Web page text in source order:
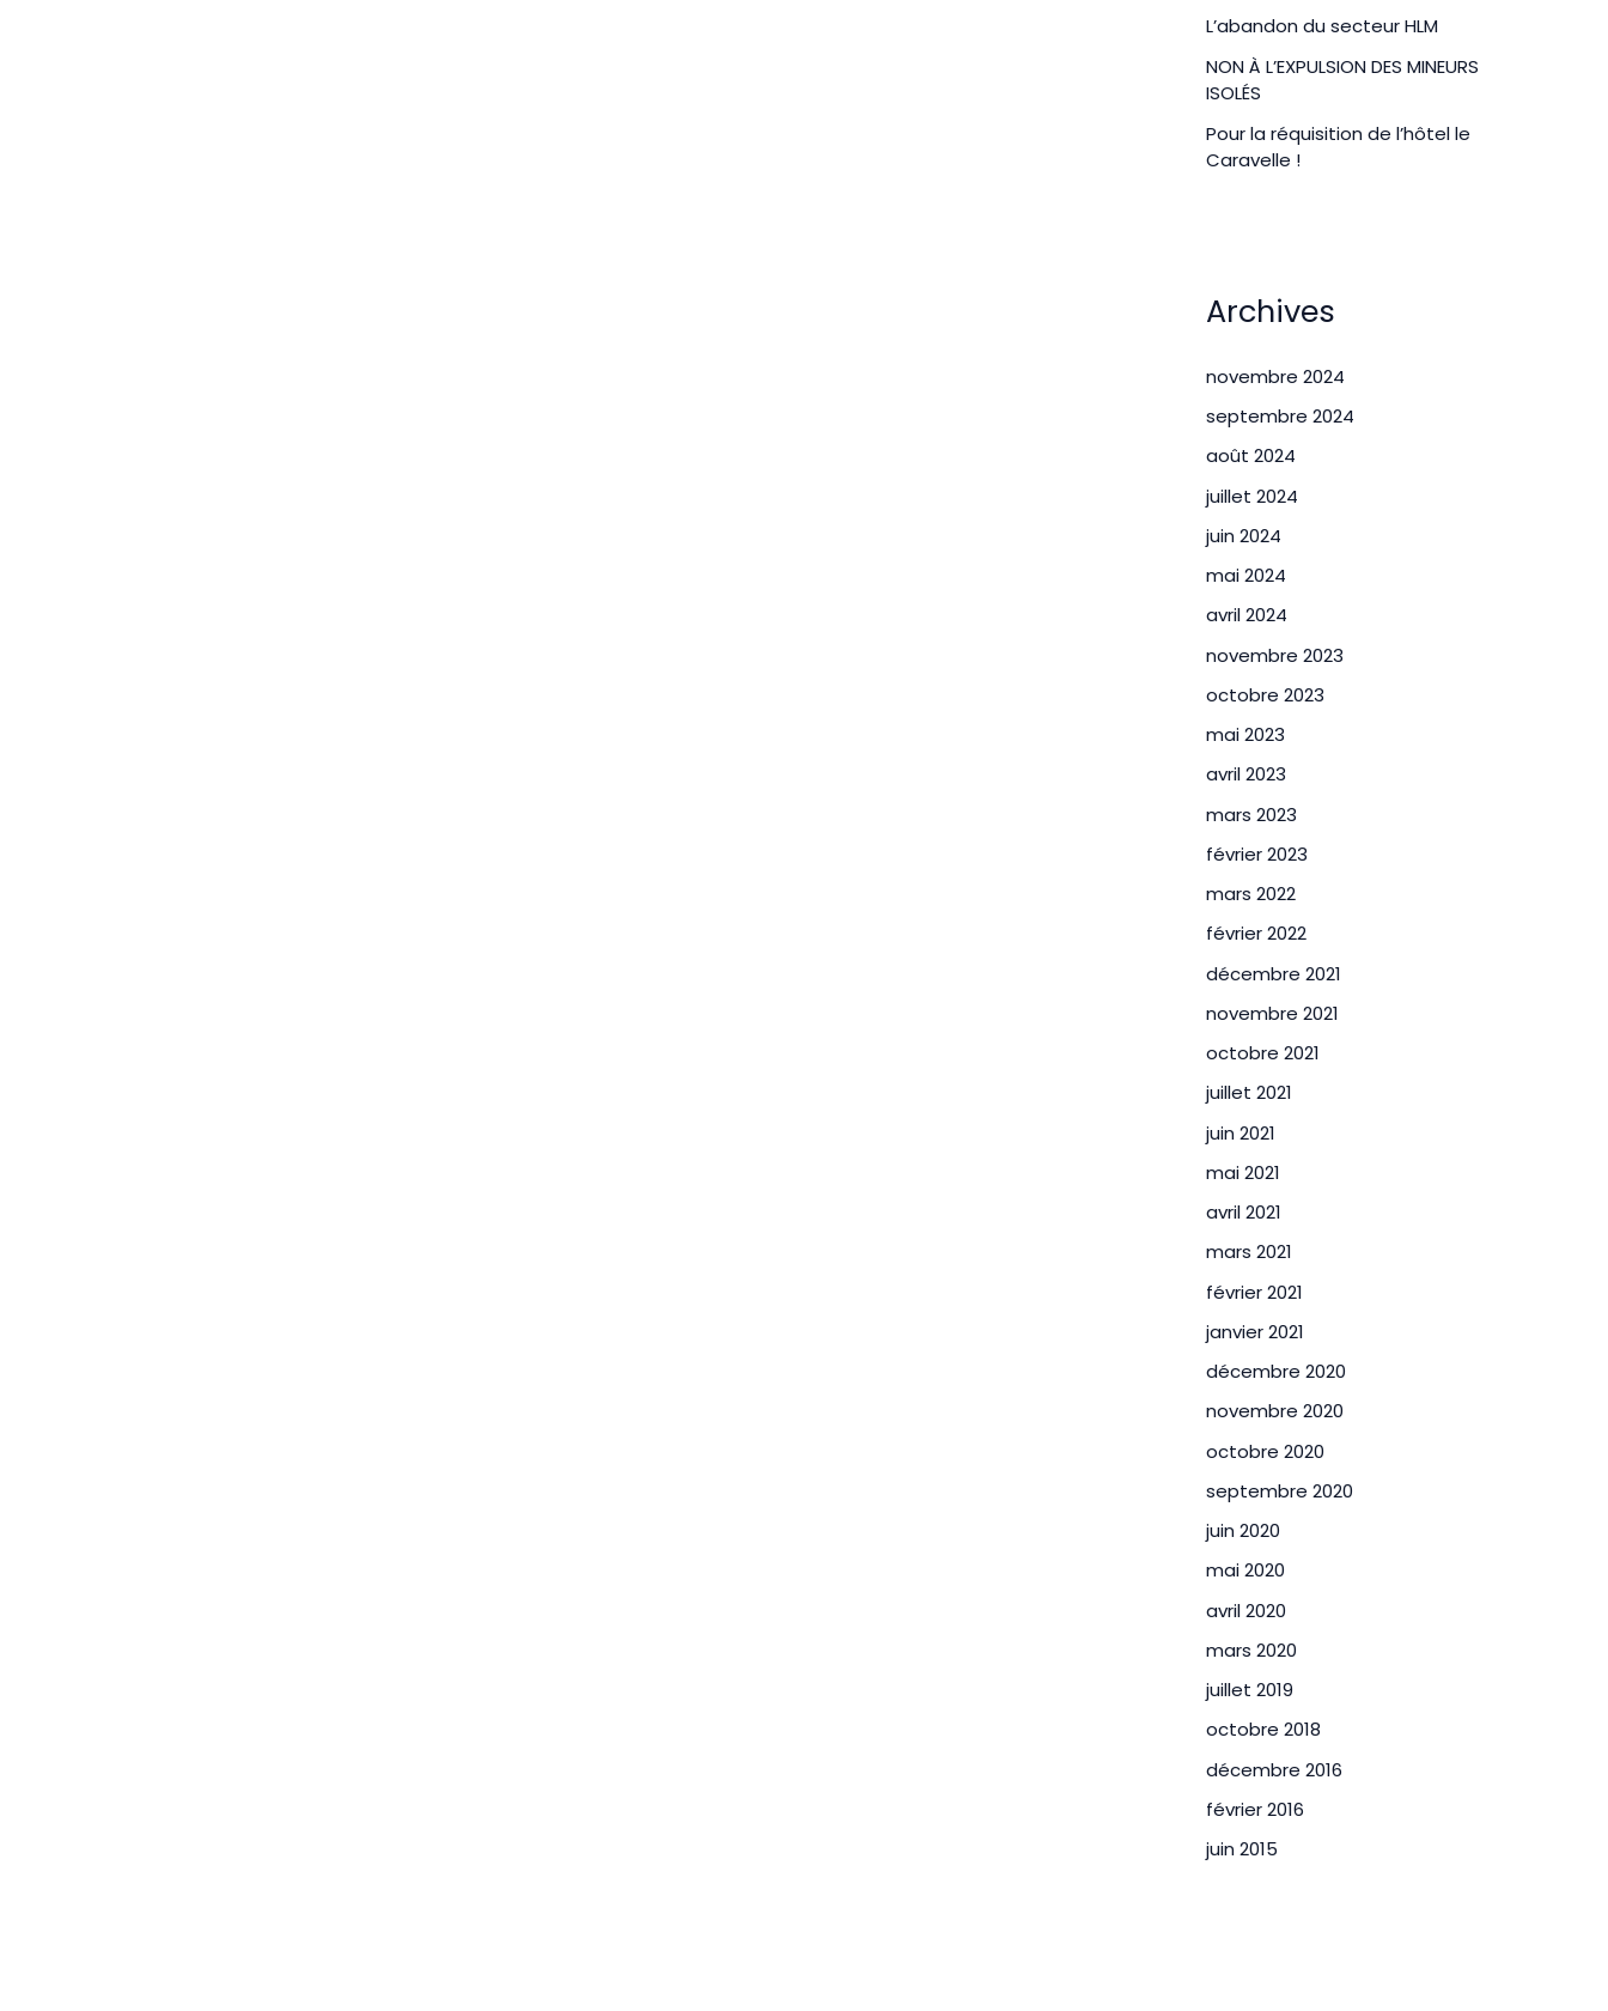
L’abandon du secteur HLM
NON À L’EXPULSION DES MINEURS
ISOLÉS
Pour la réquisition de l’hôtel le
Caravelle !
Archives
novembre 2024
septembre 2024
août 2024
juillet 2024
juin 2024
mai 2024
avril 2024
novembre 2023
octobre 2023
mai 2023
avril 2023
mars 2023
février 2023
mars 2022
février 2022
décembre 2021
novembre 2021
octobre 2021
juillet 2021
juin 2021
mai 2021
avril 2021
mars 2021
février 2021
janvier 2021
décembre 2020
novembre 2020
octobre 2020
septembre 2020
juin 2020
mai 2020
avril 2020
mars 2020
juillet 2019
octobre 2018
décembre 2016
février 2016
juin 2015